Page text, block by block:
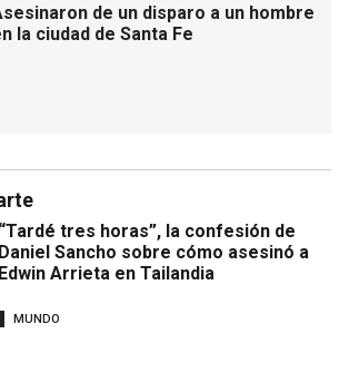
de un disparo a un hombre
la ciudad de Santa Fe
“Tardé tres horas”, la confesión de
Daniel Sancho sobre cómo asesinó a
Edwin Arrieta en Tailandia
MUNDO